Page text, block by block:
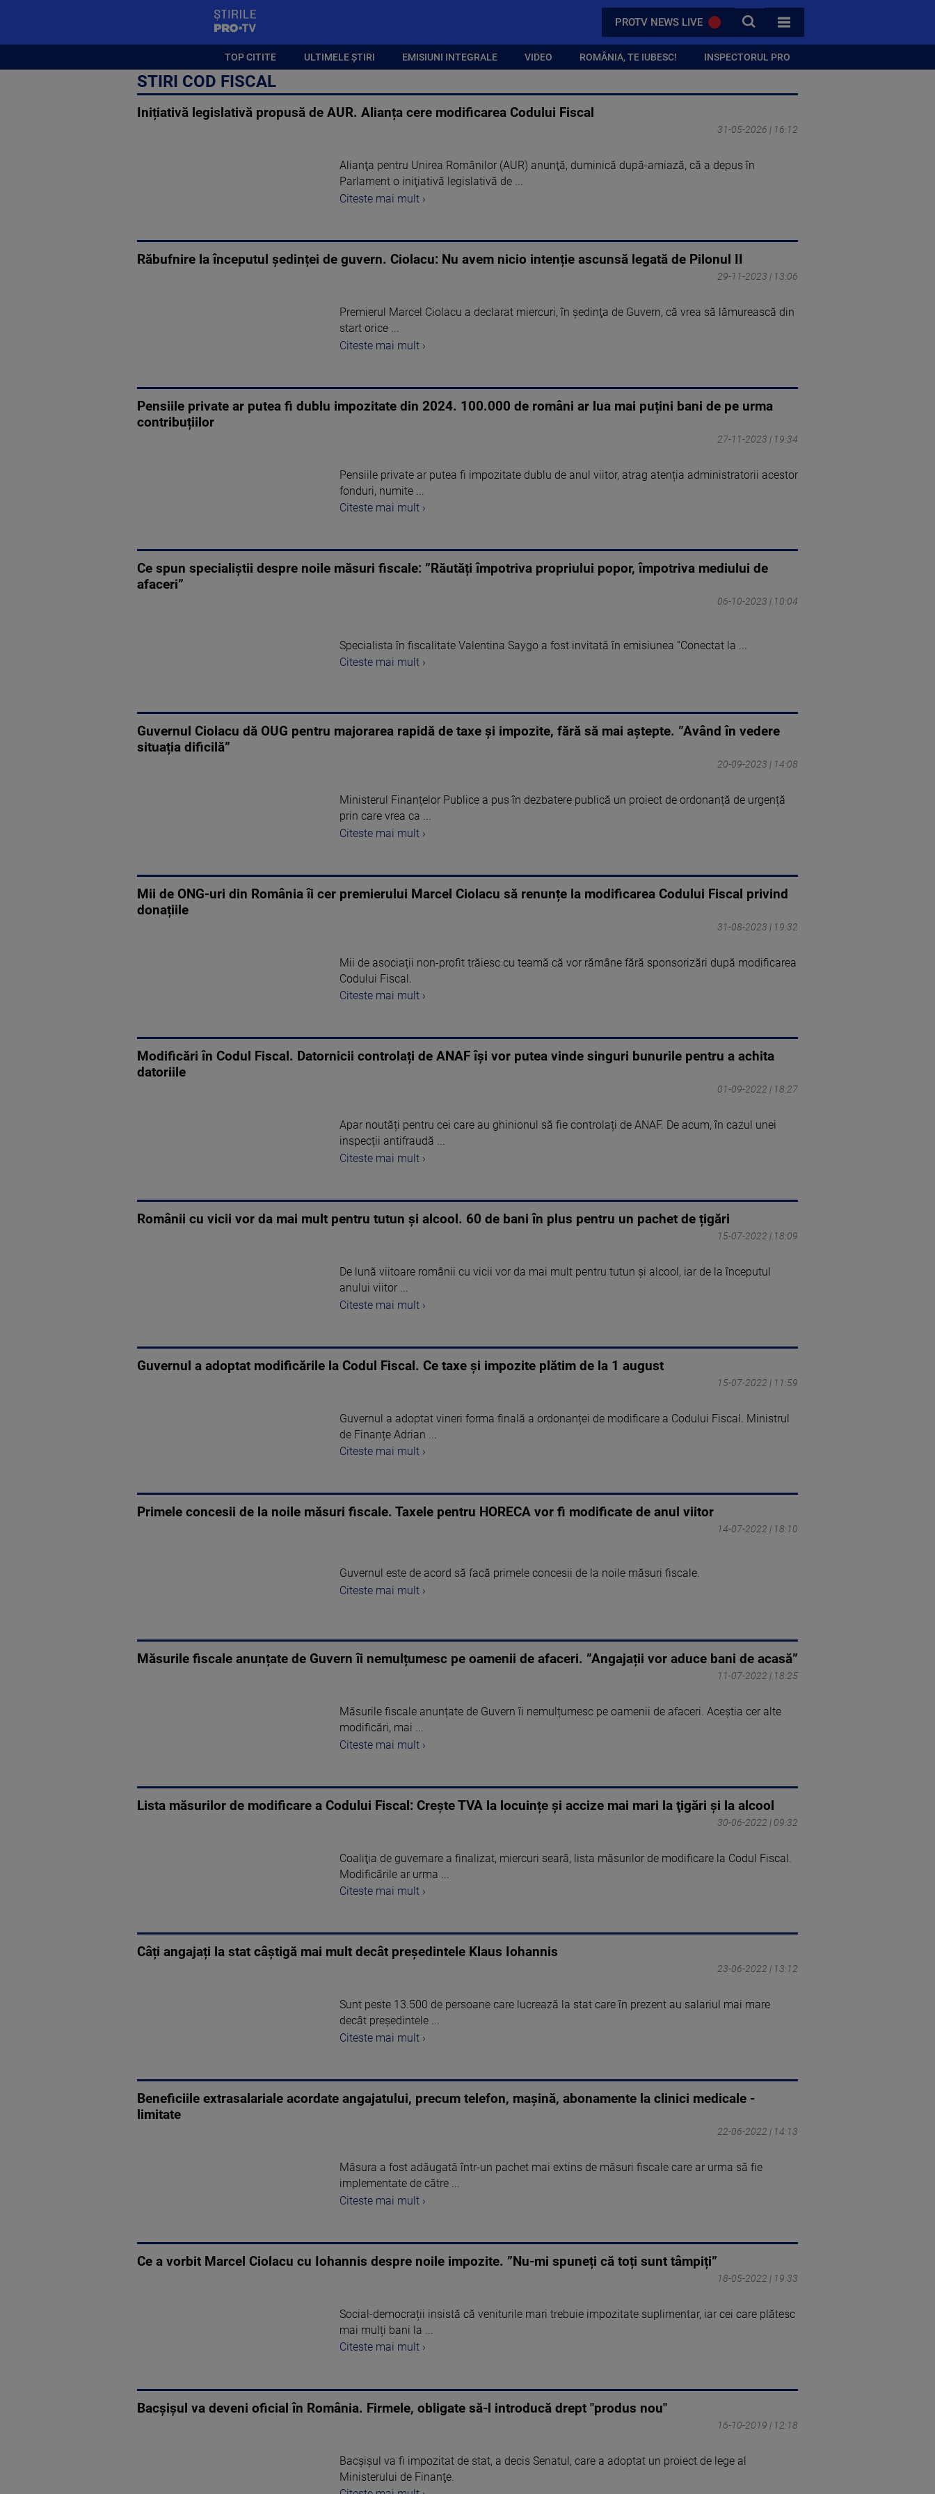
PROTV NEWS LIVE CAUTA
TOATE CATEGORIILE
TOP CITITE ULTIMELE ȘTIRI EMISIUNI INTEGRALE VIDEO ROMÂNIA, TE IUBESC! INSPECTORUL PRO
STIRI COD FISCAL
Inițiativă legislativă propusă de AUR. Alianța cere modificarea Codului Fiscal
31-05-2026 | 16:12
Alianţa pentru Unirea Românilor (AUR) anunţă, duminică după-amiază, că a depus în
Parlament o iniţiativă legislativă de ...
Citeste mai mult ›
Răbufnire la începutul ședinței de guvern. Ciolacu: Nu avem nicio intenție ascunsă legată de Pilonul II
29-11-2023 | 13:06
Premierul Marcel Ciolacu a declarat miercuri, în şedinţa de Guvern, că vrea să lămurească din
start orice ...
Citeste mai mult ›
Pensiile private ar putea fi dublu impozitate din 2024. 100.000 de români ar lua mai puțini bani de pe urma
contribuțiilor
27-11-2023 | 19:34
Pensiile private ar putea fi impozitate dublu de anul viitor, atrag atenția administratorii acestor
fonduri, numite ...
Citeste mai mult ›
Ce spun specialiștii despre noile măsuri fiscale: ”Răutăți împotriva propriului popor, împotriva mediului de
afaceri”
06-10-2023 | 10:04
Specialista în fiscalitate Valentina Saygo a fost invitată în emisiunea “Conectat la ...
Citeste mai mult ›
Guvernul Ciolacu dă OUG pentru majorarea rapidă de taxe și impozite, fără să mai aștepte. ”Având în vedere
situația dificilă”
20-09-2023 | 14:08
Ministerul Finanțelor Publice a pus în dezbatere publică un proiect de ordonanță de urgență
prin care vrea ca ...
Citeste mai mult ›
Mii de ONG-uri din România îi cer premierului Marcel Ciolacu să renunțe la modificarea Codului Fiscal privind
donațiile
31-08-2023 | 19:32
Mii de asociații non-profit trăiesc cu teamă că vor rămâne fără sponsorizări după modificarea
Codului Fiscal.
Citeste mai mult ›
Modificări în Codul Fiscal. Datornicii controlați de ANAF își vor putea vinde singuri bunurile pentru a achita
datoriile
01-09-2022 | 18:27
Apar noutăți pentru cei care au ghinionul să fie controlați de ANAF. De acum, în cazul unei
inspecții antifraudă ...
Citeste mai mult ›
Românii cu vicii vor da mai mult pentru tutun și alcool. 60 de bani în plus pentru un pachet de țigări
15-07-2022 | 18:09
De lună viitoare românii cu vicii vor da mai mult pentru tutun și alcool, iar de la începutul
anului viitor ...
Citeste mai mult ›
Guvernul a adoptat modificările la Codul Fiscal. Ce taxe și impozite plătim de la 1 august
15-07-2022 | 11:59
Guvernul a adoptat vineri forma finală a ordonanței de modificare a Codului Fiscal. Ministrul
de Finanțe Adrian ...
Citeste mai mult ›
Primele concesii de la noile măsuri fiscale. Taxele pentru HORECA vor fi modificate de anul viitor
14-07-2022 | 18:10
Guvernul este de acord să facă primele concesii de la noile măsuri fiscale.
Citeste mai mult ›
Măsurile fiscale anunțate de Guvern îi nemulțumesc pe oamenii de afaceri. ”Angajații vor aduce bani de acasă”
11-07-2022 | 18:25
Măsurile fiscale anunțate de Guvern îi nemulțumesc pe oamenii de afaceri. Aceștia cer alte
modificări, mai ...
Citeste mai mult ›
Lista măsurilor de modificare a Codului Fiscal: Creşte TVA la locuințe și accize mai mari la ţigări și la alcool
30-06-2022 | 09:32
Coaliţia de guvernare a finalizat, miercuri seară, lista măsurilor de modificare la Codul Fiscal.
Modificările ar urma ...
Citeste mai mult ›
Câți angajați la stat câștigă mai mult decât președintele Klaus Iohannis
23-06-2022 | 13:12
Sunt peste 13.500 de persoane care lucrează la stat care în prezent au salariul mai mare
decât președintele ...
Citeste mai mult ›
Beneficiile extrasalariale acordate angajatului, precum telefon, mașină, abonamente la clinici medicale -
limitate
22-06-2022 | 14:13
Măsura a fost adăugată într-un pachet mai extins de măsuri fiscale care ar urma să fie
implementate de către ...
Citeste mai mult ›
Ce a vorbit Marcel Ciolacu cu Iohannis despre noile impozite. ”Nu-mi spuneți că toți sunt tâmpiți”
18-05-2022 | 19:33
Social-democrații insistă că veniturile mari trebuie impozitate suplimentar, iar cei care plătesc
mai mulți bani la ...
Citeste mai mult ›
Bacşişul va deveni oficial în România. Firmele, obligate să-l introducă drept "produs nou"
16-10-2019 | 12:18
Bacşişul va fi impozitat de stat, a decis Senatul, care a adoptat un proiect de lege al
Ministerului de Finanţe.